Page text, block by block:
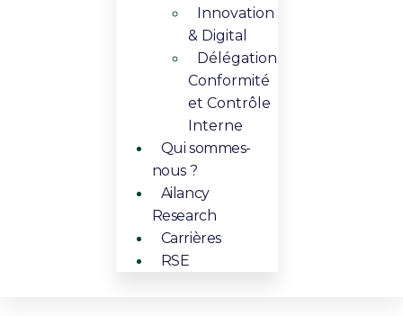
Innovation
& Digital​​
Délégation
Conformité
et Contrôle
Interne
Qui sommes-
nous ?
Ailancy
Research
Carrières
RSE